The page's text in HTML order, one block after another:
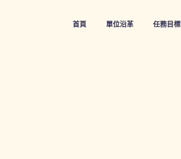
首頁 單位沿革 任務目標